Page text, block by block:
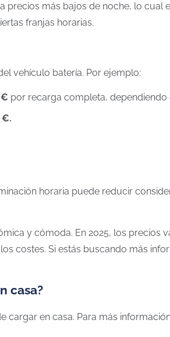
precios más bajos de noche, lo cual
franjas horarias.
vehículo batería. Por ejemplo:
€ por recarga completa, dependiendo
€.
horaria puede reducir
y cómoda. En 2025, los precios
costes. Si estás buscando más
casa?
cargar en casa. Para más